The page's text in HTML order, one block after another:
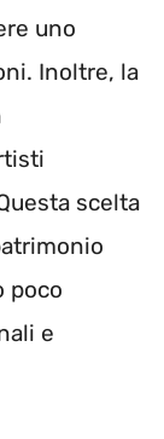
uno
Inoltre, la
scelta
poco
e